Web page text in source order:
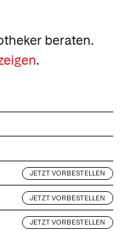
beraten.
.
JETZT VORBESTELLEN
JETZT VORBESTELLEN
JETZT VORBESTELLEN